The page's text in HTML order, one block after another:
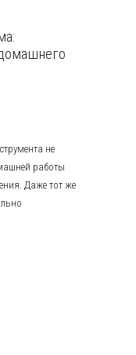
не
работы
Даже тот же